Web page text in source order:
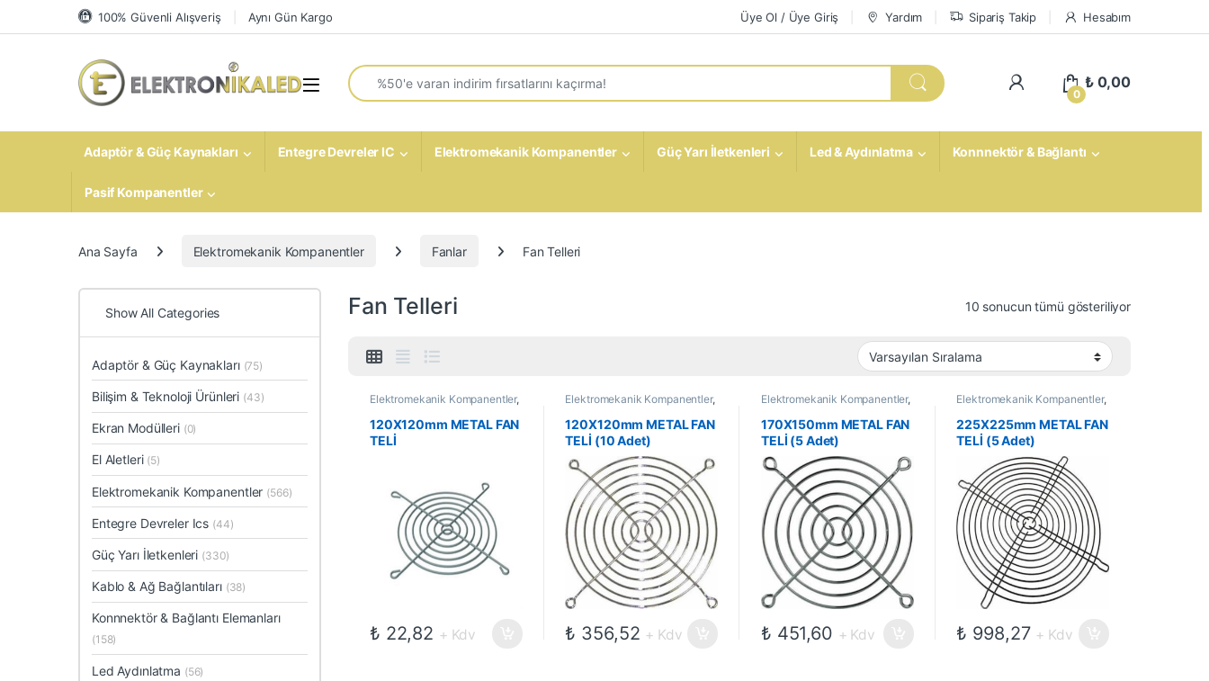
Skip to navigation
Skip to content 100% Güvenli Alışveriş Aynı Gün Kargo Üye Ol / Üye Giriş Yardım Sipariş Takip Hesabım
Open
Search for:
My Account
0
₺0,00
Adaptör & Güç Kaynakları Entegre Devreler IC Elektromekanik Kompanentler Güç Yarı İletkenleri Led & Aydınlatma Konnnektör & Bağlantı
Pasif Kompanentler
Ana Sayfa Elektromekanik Kompanentler Fanlar Fan Telleri
Fan Telleri 10 sonucun tümü gösteriliyor
Elektromekanik Kompanentler,
120X120mm METAL FAN
TELİ
₺ 22,82 + Kdv
Elektromekanik Kompanentler,
120X120mm METAL FAN
TELİ (10 Adet)
₺ 356,52 + Kdv
Elektromekanik Kompanentler,
170X150mm METAL FAN
TELİ (5 Adet)
₺ 451,60 + Kdv
Elektromekanik Kompanentler,
225X225mm METAL FAN
TELİ (5 Adet)
₺ 998,27 + Kdv
Show All Categories
Adaptör & Güç Kaynakları (75)
Bilişim & Teknoloji Ürünleri (43)
Ekran Modülleri (0)
El Aletleri (5)
Elektromekanik Kompanentler (566)
Entegre Devreler Ics (44)
Güç Yarı İletkenleri (330)
Kablo & Ağ Bağlantıları (38)
Konnnektör & Bağlantı Elemanları
(158)
Led Aydınlatma (56)